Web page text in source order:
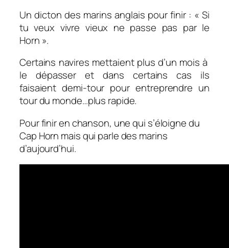
Un dicton des marins anglais pour finir : «Si
tu veux vivre vieux ne passe pas par le
Horn ».
Certains navires mettaient plus d’un mois à
le dépasser et dans certains cas ils
faisaient demi-tour pour entreprendre un
tour du monde…plus rapide.
Pour finir en chanson, une qui s’éloigne du
Cap Horn mais qui parle des marins
d’aujourd’hui.